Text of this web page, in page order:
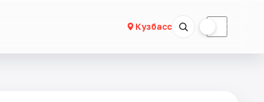
Кузбасс ☾